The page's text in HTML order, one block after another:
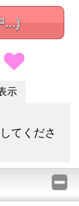
...)
示
てくださ